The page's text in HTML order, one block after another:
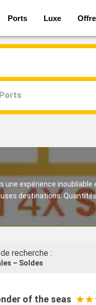
Ports Luxe
Ports
expérience inoubliable
destinations.
recherche :
– Soldes
of the seas